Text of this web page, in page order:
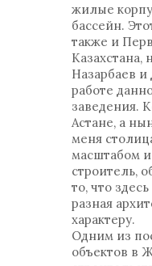
жилые
бассейн.
также и
Казахстана,
Назарбаев
работе
заведения.
Астане, а
меня
масштабом и
строитель,
то, что
разная
характеру.
Одним из
объектов в